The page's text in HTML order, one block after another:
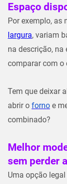
Espaço
Por exemplo, as
largura, variam
na descrição,
comparar com o
Tem que deixar
abrir o forno e
combinado?
Melhor
sem perder
Uma opção